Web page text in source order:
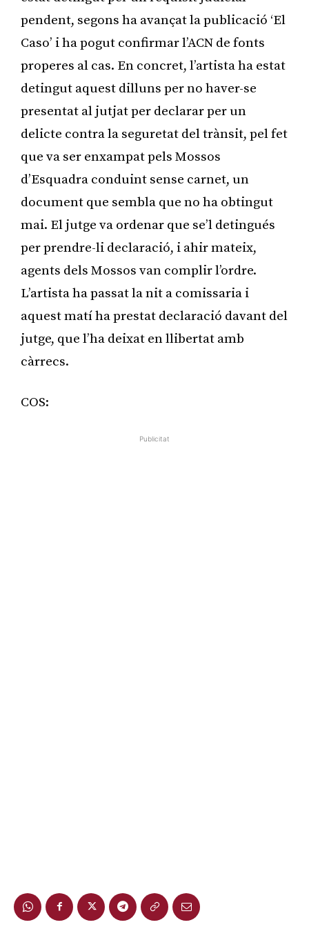
pendent, segons ha avançat la publicació ‘El
Caso’ i ha pogut confirmar l’ACN de fonts
properes al cas. En concret, l’artista ha estat
detingut aquest dilluns per no haver-se
presentat al jutjat per declarar per un
delicte contra la seguretat del trànsit, pel fet
que va ser enxampat pels Mossos
d’Esquadra conduint sense carnet, un
document que sembla que no ha obtingut
mai. El jutge va ordenar que se’l detingués
per prendre-li declaració, i ahir mateix,
agents dels Mossos van complir l’ordre.
L’artista ha passat la nit a comissaria i
aquest matí ha prestat declaració davant del
jutge, que l’ha deixat en llibertat amb
càrrecs.
COS:
Publicitat